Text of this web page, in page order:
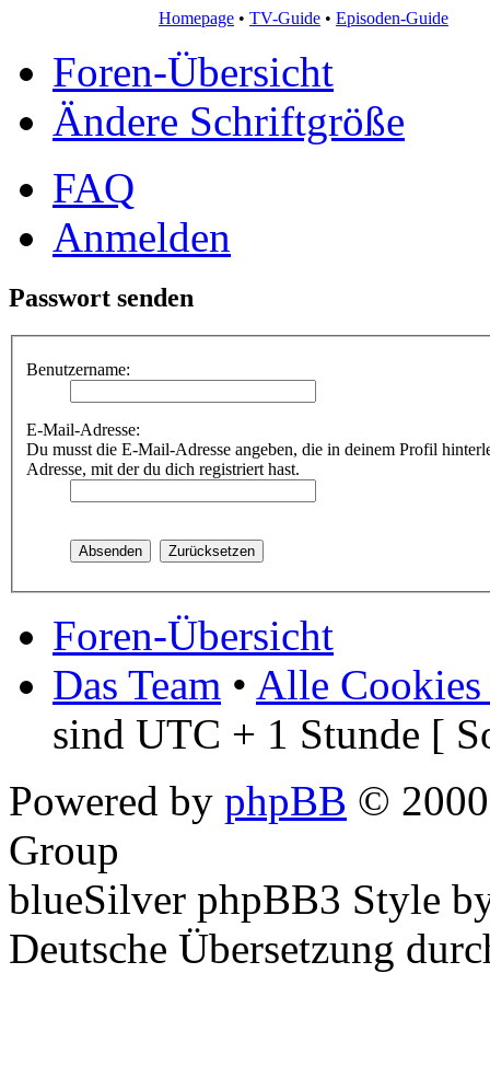
Homepage • TV-Guide • Episoden-Guide
Foren-Übersicht
Ändere Schriftgröße
FAQ
Anmelden
Passwort senden
Benutzername:
E-Mail-Adresse:
Du musst die E-Mail-Adresse angeben, die in deinem Profil
Adresse, mit der du dich registriert hast.
Foren-Übersicht
Das Team • Alle Cookies
sind UTC + 1 Stunde [
Powered by phpBB ©
Group
blueSilver phpBB3 Style
Deutsche Übersetzung